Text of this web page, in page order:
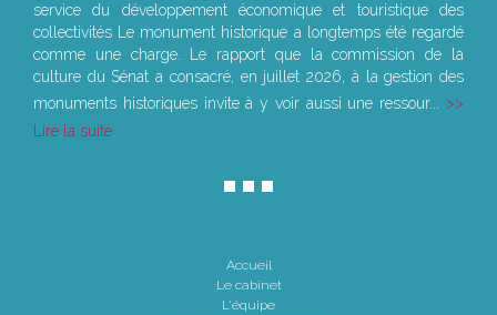
service du développement économique et touristique des
collectivités Le monument historique a longtemps été regardé
comme une charge. Le rapport que la commission de la
culture du Sénat a consacré, en juillet 2026, à la gestion des
monuments historiques invite à y voir aussi une ressour...
Lire la suite
Accueil
Le cabinet
L'équipe